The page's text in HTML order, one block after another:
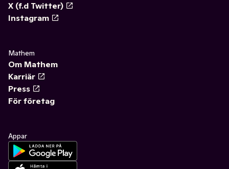
X (f.d Twitter)
Instagram
Mathem
Om Mathem
Karriär
Press
För företag
Appar